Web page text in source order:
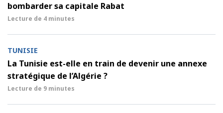
bombarder sa capitale Rabat
Lecture de 4 minutes
TUNISIE
La Tunisie est-elle en train de devenir une annexe
stratégique de l’Algérie ?
Lecture de 9 minutes